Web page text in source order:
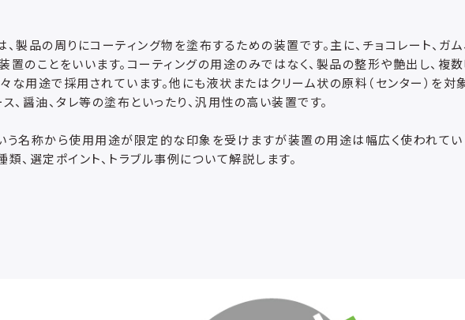
、製品の周りにコーティング物を塗布するための装置です。主に、チョコレート、ガ
置のことをいいます。コーティングの用途のみではなく、製品の整形や艶出し、複
な用途で採用されています。他にも液状またはクリーム状の原料（センター）を
、醤油、タレ等の塗布といったり、汎用性の高い装置です。
う名称から使用用途が限定的な印象を受けますが装置の用途は幅広く使われてい
、選定ポイント、トラブル事例について解説します。